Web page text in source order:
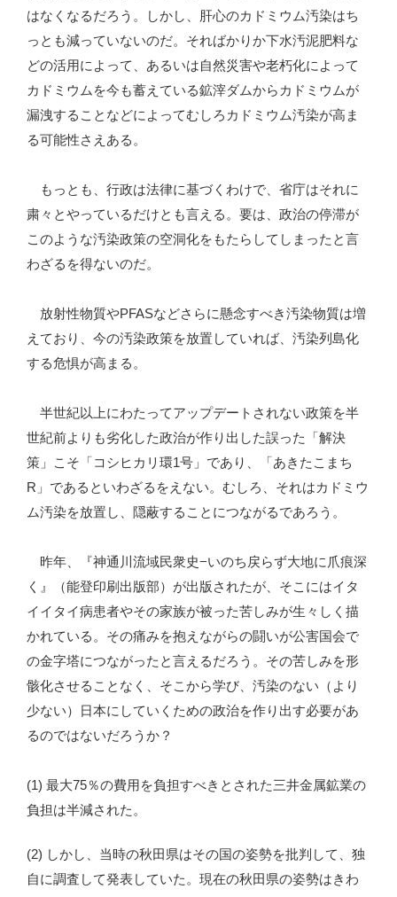
はなくなるだろう。しかし、肝心のカドミウム汚染はち
っとも減っていないのだ。そればかりか下水汚泥肥料な
どの活用によって、あるいは自然災害や老朽化によって
カドミウムを今も蓄えている鉱滓ダムからカドミウムが
漏洩することなどによってむしろカドミウム汚染が高ま
る可能性さえある。
もっとも、行政は法律に基づくわけで、省庁はそれに
粛々とやっているだけとも言える。要は、政治の停滞が
このような汚染政策の空洞化をもたらしてしまったと言
わざるを得ないのだ。
放射性物質やPFASなどさらに懸念すべき汚染物質は増
えており、今の汚染政策を放置していれば、汚染列島化
する危惧が高まる。
半世紀以上にわたってアップデートされない政策を半
世紀前よりも劣化した政治が作り出した誤った「解決
策」こそ「コシヒカリ環1号」であり、「あきたこまち
R」であるといわざるをえない。むしろ、それはカドミウ
ム汚染を放置し、隠蔽することにつながるであろう。
昨年、『神通川流域民衆史−いのち戻らず大地に爪痕深
く』（能登印刷出版部）が出版されたが、そこにはイタ
イイタイ病患者やその家族が被った苦しみが生々しく描
かれている。その痛みを抱えながらの闘いが公害国会で
の金字塔につながったと言えるだろう。その苦しみを形
骸化させることなく、そこから学び、汚染のない（より
少ない）日本にしていくための政治を作り出す必要があ
るのではないだろうか？
(1) 最大75％の費用を負担すべきとされた三井金属鉱業の
負担は半減された。
(2) しかし、当時の秋田県はその国の姿勢を批判して、独
自に調査して発表していた。現在の秋田県の姿勢はきわ